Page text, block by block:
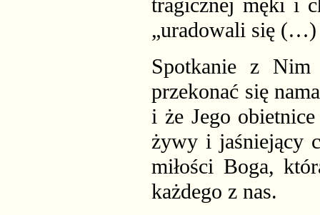
tragicznej męki i
„uradowali się (…)
Spotkanie z Nim
przekonać się
i że Jego
żywy i jaśniejący
miłości Boga,
każdego z nas.